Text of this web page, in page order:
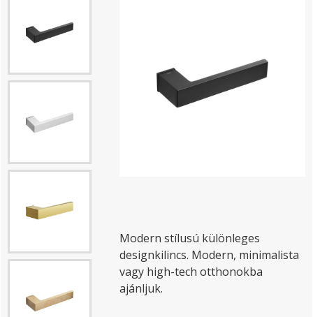
Modern stílusú különleges
designkilincs. Modern, minimalista
vagy high-tech otthonokba
ajánljuk.